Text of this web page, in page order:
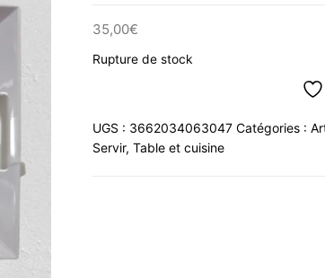
35,00€
Rupture de stock
UGS : 3662034063047 Catégories :
Servir, Table et cuisine